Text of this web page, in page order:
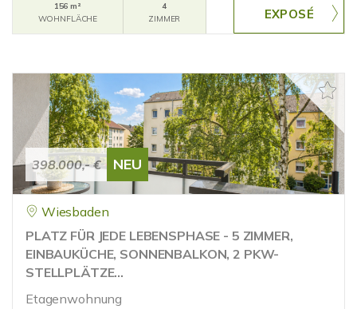
156 m²
WOHNFLÄCHE
4
ZIMMER
398.000,- € NEU
Wiesbaden
PLATZ FÜR JEDE LEBENSPHASE - 5 ZIMMER,
EINBAUKÜCHE, SONNENBALKON, 2 PKW-
STELLPLÄTZE...
Etagenwohnung